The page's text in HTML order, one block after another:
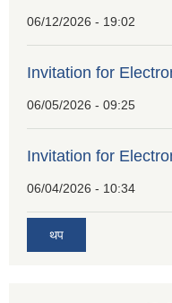
06/12/2026 - 19:02
Invitation for
06/05/2026 - 09:25
Invitation for
06/04/2026 - 10:34
थप